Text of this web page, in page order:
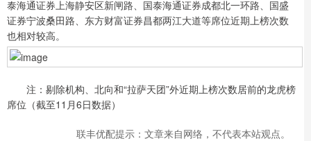
泰海通证券上海静安区新闸路、国泰海通证券成都北一环路、国盛
证券宁波桑田路、东方财富证券昌都两江大道等席位近期上榜次数
也相对较高。
注：剔除机构、北向和“拉萨天团”外近期上榜次数居前的龙虎榜
席位（截至11月6日数据）
联丰优配提示：文章来自网络，不代表本站观点。